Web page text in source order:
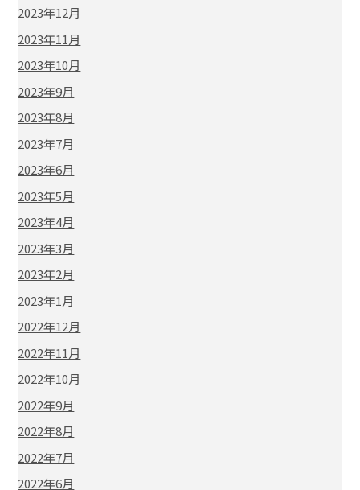
2023年12月
2023年11月
2023年10月
2023年9月
2023年8月
2023年7月
2023年6月
2023年5月
2023年4月
2023年3月
2023年2月
2023年1月
2022年12月
2022年11月
2022年10月
2022年9月
2022年8月
2022年7月
2022年6月